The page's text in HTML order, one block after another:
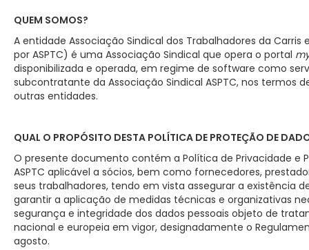
QUEM SOMOS?
A entidade Associação Sindical dos Trabalhadores da
por ASPTC) é uma Associação Sindical que opera o portal
disponibilizada e operada, em regime de software como
subcontratante da Associação Sindical ASPTC, nos
outras entidades.
QUAL O PROPÓSITO DESTA POLÍTICA DE PROTEÇÃO DE
O presente documento contém a Política de Privacidade e
ASPTC aplicável a sócios, bem como fornecedores,
seus trabalhadores, tendo em vista assegurar a existência
garantir a aplicação de medidas técnicas e organizativas
segurança e integridade dos dados pessoais objeto de
nacional e europeia em vigor, designadamente o
agosto.